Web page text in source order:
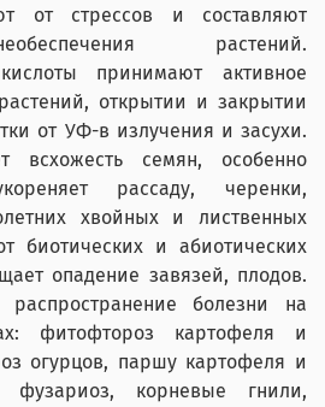
от стрессов и составляют
растений.
принимают активное
открытии и закрытии
от УФ-в излучения и засухи.
всхожесть семян, особенно
рассаду, черенки,
хвойных и лиственных
биотических и абиотических
опадение завязей, плодов.
болезни на
фитофтороз картофеля и
огурцов, паршу картофеля и
фузариоз, корневые гнили,